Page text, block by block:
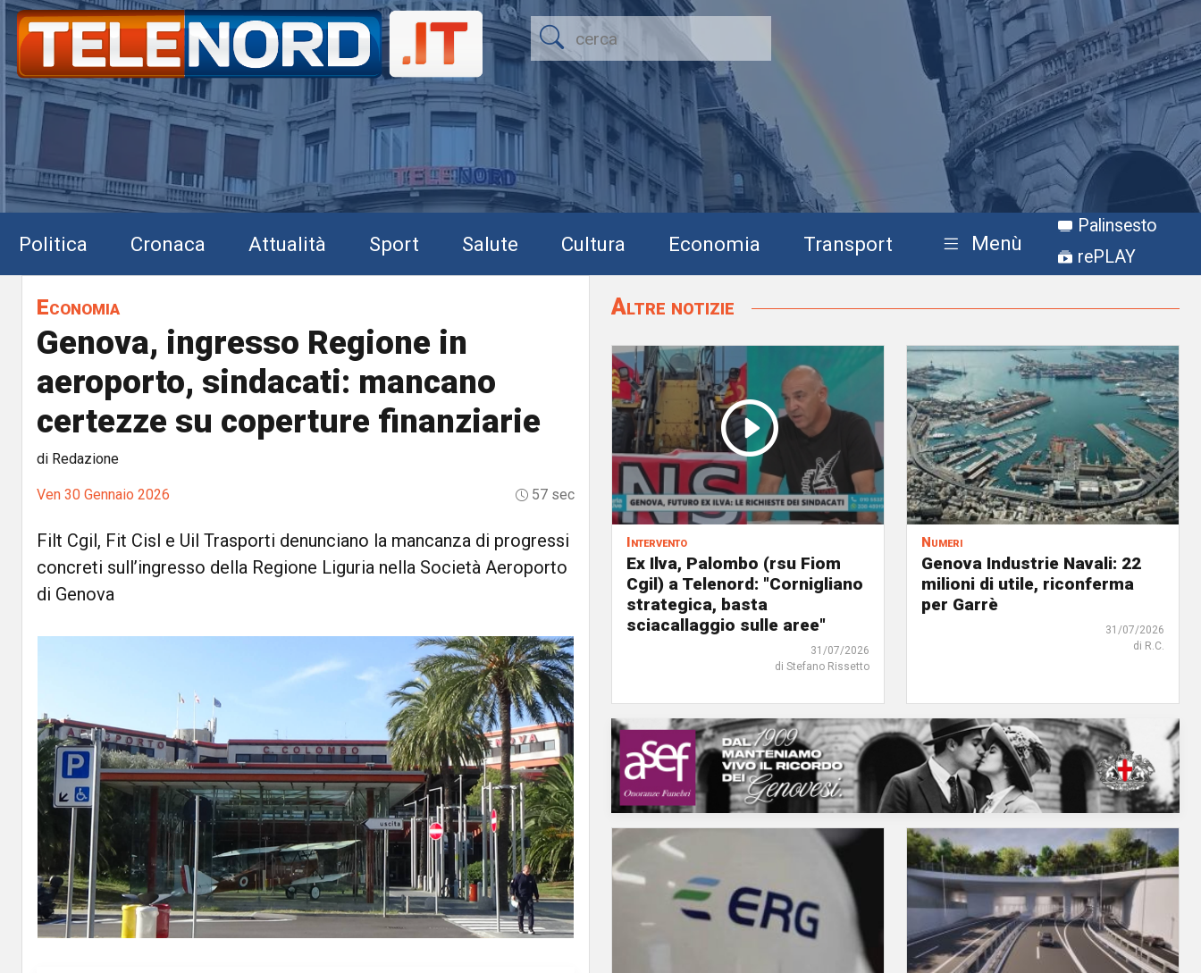
Politica Cronaca Attualità Sport Salute Cultura Economia Transport Menù
Palinsesto
rePLAY
Economia
Genova, ingresso Regione in
aeroporto, sindacati: mancano
certezze su coperture finanziarie
di Redazione
Ven 30 Gennaio 2026 57 sec
Filt Cgil, Fit Cisl e Uil Trasporti denunciano la mancanza di progressi
concreti sull’ingresso della Regione Liguria nella Società Aeroporto
di Genova
Altre notizie
Intervento
Ex Ilva, Palombo (rsu Fiom
Cgil) a Telenord: "Cornigliano
strategica, basta
sciacallaggio sulle aree"
31/07/2026
di Stefano Rissetto
Numeri
Genova Industrie Navali: 22
milioni di utile, riconferma
per Garrè
31/07/2026
di R.C.